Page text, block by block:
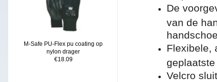
M-Safe PU-Flex pu coating op
nylon drager
€18.09
De
van de
Flexibele,
Velcro